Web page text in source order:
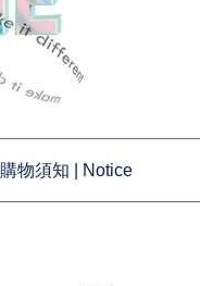
購物須知 | Notice